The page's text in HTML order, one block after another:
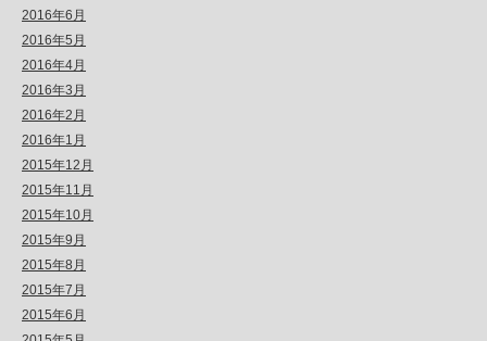
2016年6月
2016年5月
2016年4月
2016年3月
2016年2月
2016年1月
2015年12月
2015年11月
2015年10月
2015年9月
2015年8月
2015年7月
2015年6月